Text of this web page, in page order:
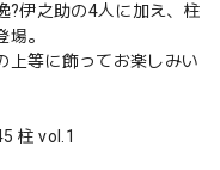
?伊之助の4人に加え、柱
。
上等に飾ってお楽しみい
柱 vol.1